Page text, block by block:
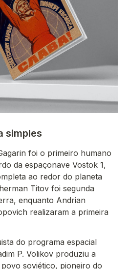
simples
foi o primeiro humano
da espaçonave Vostok 1,
ao redor do planeta
Titov foi segunda
enquanto Andrian
realizaram a primeira
do programa espacial
P. Volikov produziu a
soviético, pioneiro do